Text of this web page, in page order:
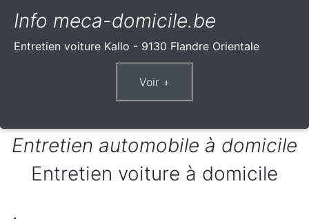
Info meca-domicile.be
Entretien voiture Kallo - 9130 Flandre Orientale
Entretien automobile à domicile
Entretien voiture à domicile